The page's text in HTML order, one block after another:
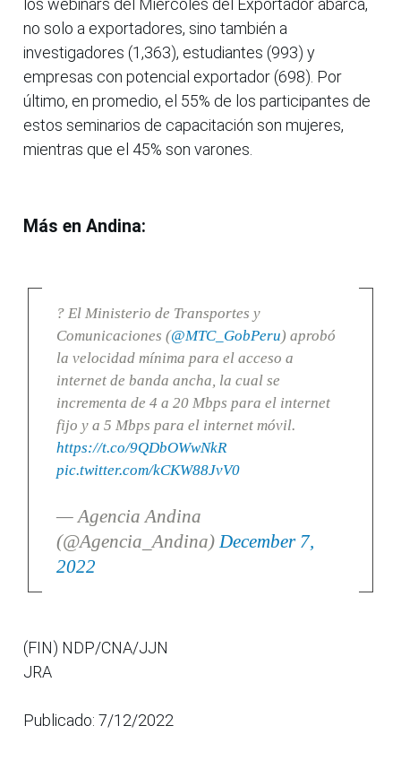
los webinars del Miércoles del Exportador abarca,
no solo a exportadores, sino también a
investigadores (1,363), estudiantes (993) y
empresas con potencial exportador (698). Por
último, en promedio, el 55% de los participantes de
estos seminarios de capacitación son mujeres,
mientras que el 45% son varones.
Más en Andina:
? El Ministerio de Transportes y
Comunicaciones (@MTC_GobPeru) aprobó
la velocidad mínima para el acceso a
internet de banda ancha, la cual se
incrementa de 4 a 20 Mbps para el internet
fijo y a 5 Mbps para el internet móvil.
https://t.co/9QDbOWwNkR
pic.twitter.com/kCKW88JvV0
— Agencia Andina
(@Agencia_Andina) December 7,
2022
(FIN) NDP/CNA/JJN
JRA
Publicado: 7/12/2022